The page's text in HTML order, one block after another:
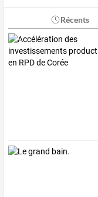
Récents